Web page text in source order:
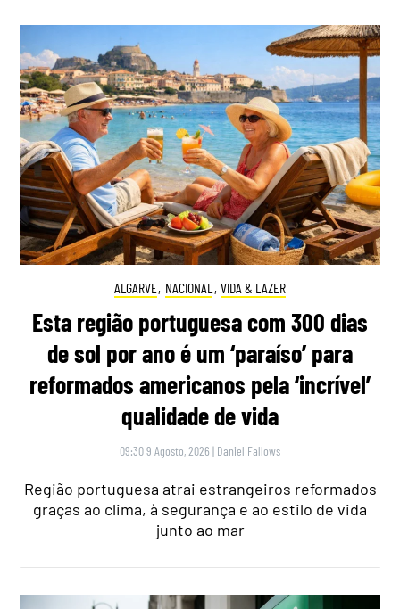
ALGARVE, NACIONAL , VIDA & LAZER
Esta região portuguesa com 300 dias
de sol por ano é um ‘paraíso’ para
reformados americanos pela ‘incrível’
qualidade de vida
09:30 9 Agosto, 2026 | Daniel Fallows
Região portuguesa atrai estrangeiros reformados
graças ao clima, à segurança e ao estilo de vida
junto ao mar